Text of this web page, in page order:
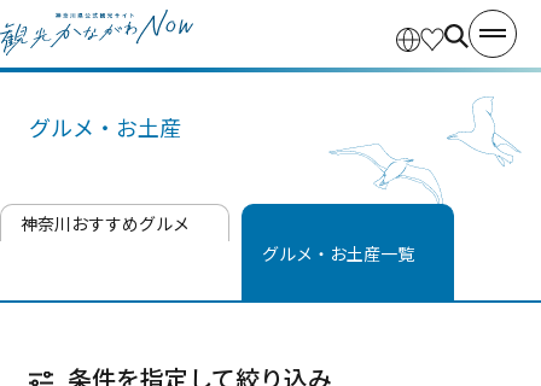
グルメ・お土産
神奈川おすすめグルメ
グルメ・お土産一覧
条件を指定して絞り込み